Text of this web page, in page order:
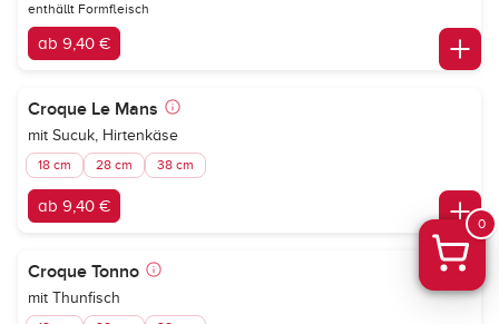
enthällt Formfleisch
ab 9,40 €
Croque Le Mans
mit Sucuk, Hirtenkäse
18 cm 28 cm 38 cm
ab 9,40 €
Croque Tonno
mit Thunfisch
0